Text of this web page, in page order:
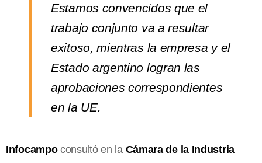
Estamos convencidos que el
trabajo conjunto va a resultar
exitoso, mientras la empresa y el
Estado argentino logran las
aprobaciones correspondientes
en la UE.
Infocampoconsultó en la Cámara de la Industria